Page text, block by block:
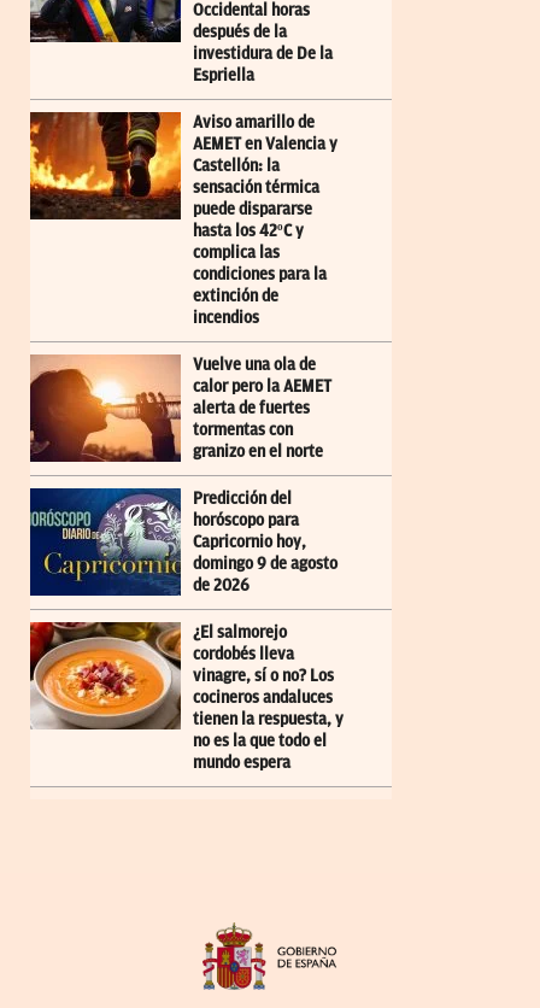
Occidental horas
después de la
investidura de De la
Espriella
Aviso amarillo de
AEMET en Valencia y
Castellón: la
sensación térmica
puede dispararse
hasta los 42ºC y
complica las
condiciones para la
extinción de
incendios
Vuelve una ola de
calor pero la AEMET
alerta de fuertes
tormentas con
granizo en el norte
Predicción del
horóscopo para
Capricornio hoy,
domingo 9 de agosto
de 2026
¿El salmorejo
cordobés lleva
vinagre, sí o no? Los
cocineros andaluces
tienen la respuesta, y
no es la que todo el
mundo espera